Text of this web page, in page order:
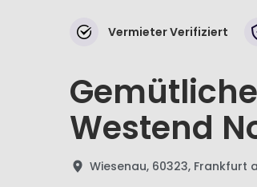
Vermieter Verifiziert
Westend
Wiesenau, 60323, Frankfurt